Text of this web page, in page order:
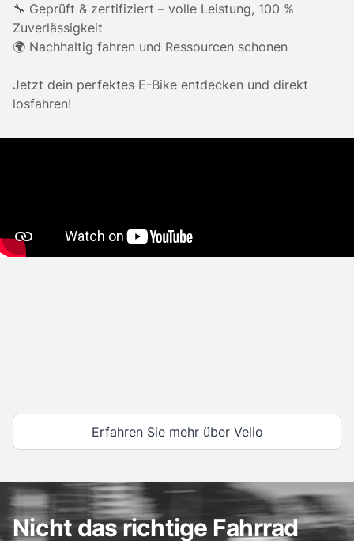
🔧 Geprüft & zertifiziert – volle Leistung, 100 %
Zuverlässigkeit
🌍 Nachhaltig fahren und Ressourcen schonen
Jetzt dein perfektes E-Bike entdecken und direkt
losfahren!
Erfahren Sie mehr über Velio
Nicht das richtige Fahrrad